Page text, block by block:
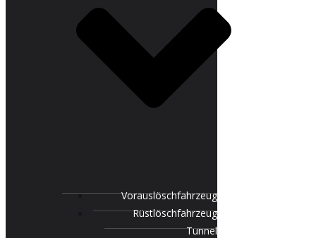
Vorauslöschfahrzeug
Rüstlöschfahrzeug
Tunnel